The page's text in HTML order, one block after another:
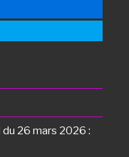
26 mars 2026 :